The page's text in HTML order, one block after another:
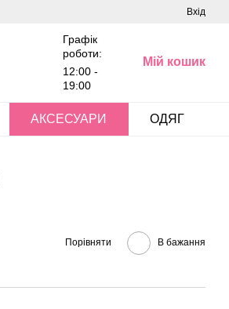
Вхід
Графік
роботи:
12:00 -
19:00
Мій кошик
АКСЕСУАРИ ОДЯГ
Порівняти В бажання